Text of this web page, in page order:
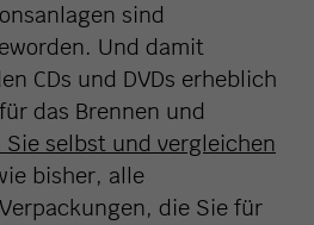
sind
Und damit
CDs und DVDs erheblich
das Brennen und
Sie selbst und vergleichen
bisher, alle
die Sie für